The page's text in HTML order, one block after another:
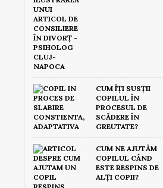
CUM ÎȚI SUSȚII
COPILUL ÎN
PROCESUL DE
SCĂDERE ÎN
GREUTATE?
CUM NE AJUTĂM
COPILUL CÂND
ESTE RESPINS DE
ALȚI COPII?